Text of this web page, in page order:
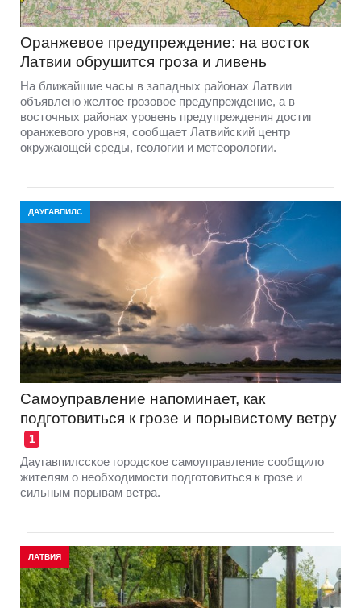
Оранжевое предупреждение: на восток
Латвии обрушится гроза и ливень
На ближайшие часы в западных районах Латвии
объявлено желтое грозовое предупреждение, а в
восточных районах уровень предупреждения достиг
оранжевого уровня, сообщает Латвийский центр
окружающей среды, геологии и метеорологии.
ДАУГАВПИЛС
Самоуправление напоминает, как
подготовиться к грозе и порывистому ветру
1
Даугавпилсское городское самоуправление сообщило
жителям о необходимости подготовиться к грозе и
сильным порывам ветра.
ЛАТВИЯ